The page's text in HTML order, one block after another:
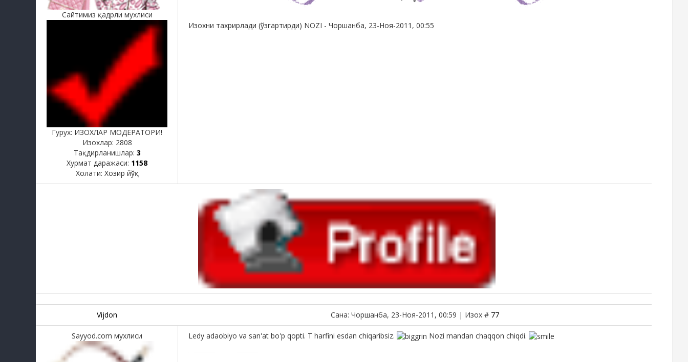
Сайтимиз қадрли мухлиси
Гурух: ИЗОХЛАР МОДЕРАТОРИ!
Изохлар: 2808
Тақдирланишлар: 3
Хурмат даражаси: 1158
Холати: Хозир йўқ
Изохни тахрирлади (ўзгартирди) NOZI - Чоршанба, 23-Ноя-2011, 00:55
Vijdon Сана: Чоршанба, 23-Ноя-2011, 00:59 | Изох # 77
Sayyod.com мухлиси Ledy adaobiyo va san'at bo'p qopti. T harfini esdan chiqaribsiz. Nozi mandan chaqqon chiqdi.